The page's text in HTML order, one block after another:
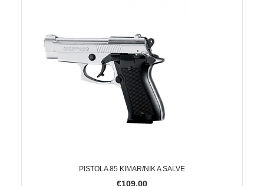
PISTOLA 85 KIMAR/NIK A SALVE
€109,00